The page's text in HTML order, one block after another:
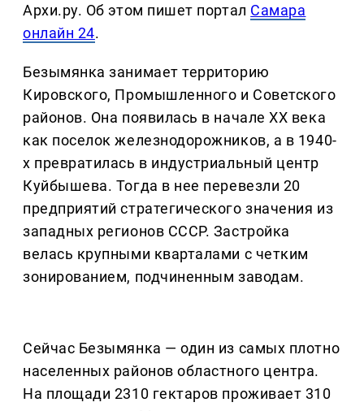
Архи.ру. Об этом пишет портал Самара
онлайн 24.
Безымянка занимает территорию
Кировского, Промышленного и Советского
районов. Она появилась в начале ХХ века
как поселок железнодорожников, а в 1940-
х превратилась в индустриальный центр
Куйбышева. Тогда в нее перевезли 20
предприятий стратегического значения из
западных регионов СССР. Застройка
велась крупными кварталами с четким
зонированием, подчиненным заводам.
Сейчас Безымянка — один из самых плотно
населенных районов областного центра.
На площади 2310 гектаров проживает 310